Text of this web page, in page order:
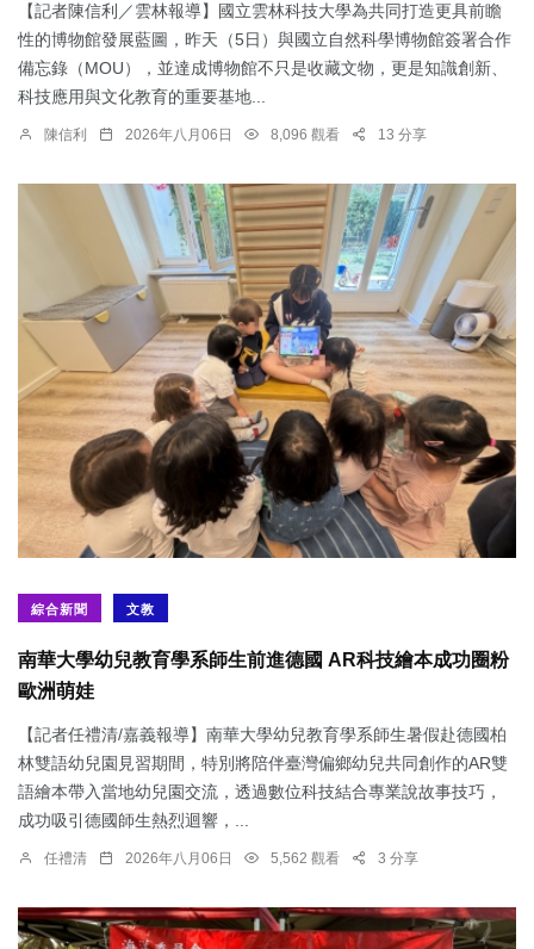
【記者陳信利／雲林報導】國立雲林科技大學為共同打造更具前瞻
性的博物館發展藍圖，昨天（5日）與國立自然科學博物館簽署合作
備忘錄（MOU），並達成博物館不只是收藏文物，更是知識創新、
科技應用與文化教育的重要基地...
陳信利 2026年八月06日 8,096 觀看 13 分享
綜合新聞 文教
南華大學幼兒教育學系師生前進德國 AR科技繪本成功圈粉
歐洲萌娃
【記者任禮清/嘉義報導】南華大學幼兒教育學系師生暑假赴德國柏
林雙語幼兒園見習期間，特別將陪伴臺灣偏鄉幼兒共同創作的AR雙
語繪本帶入當地幼兒園交流，透過數位科技結合專業說故事技巧，
成功吸引德國師生熱烈迴響，...
任禮清 2026年八月06日 5,562 觀看 3 分享